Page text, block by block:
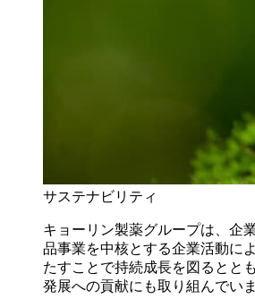
サステナビリティ
キョーリン製薬グループは、企
品事業を中核とする企業活動に
たすことで持続成長を図るとと
発展への貢献にも取り組んでいま